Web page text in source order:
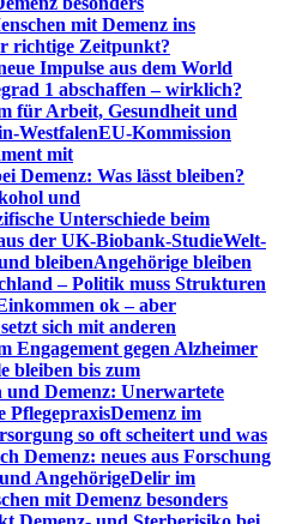
mit Demenz ins
richtige Zeitpunkt?
Impulse aus dem World
1 abschaffen – wirklich?
für Arbeit, Gesundheit und
WestfalenEU-Kommission
mit
Demenz: Was lässt bleiben?
und
Unterschiede beim
der UK-Biobank-StudieWelt-
bleibenAngehörige bleiben
– Politik muss Strukturen
ok – aber
sich mit anderen
Engagement gegen Alzheimer
bleiben bis zum
Demenz: Unerwartete
PflegepraxisDemenz im
so oft scheitert und was
Demenz: neues aus Forschung
AngehörigeDelir im
mit Demenz besonders